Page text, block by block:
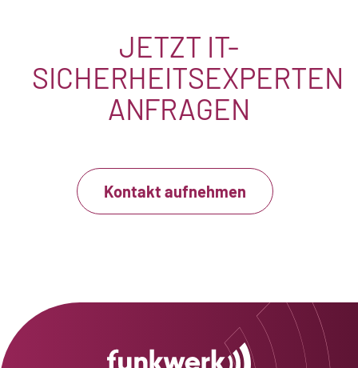
JETZT IT-
SICHERHEITSEXPERTEN
ANFRAGEN
Kontakt aufnehmen